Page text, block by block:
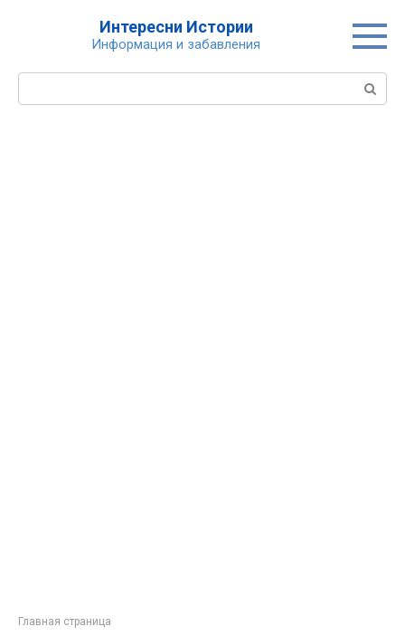
Интересни Истории
Информация и забавления
Search:
Главная страница